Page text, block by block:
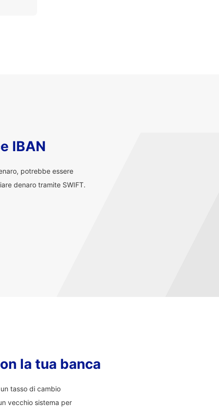
IBAN
potrebbe essere
denaro tramite SWIFT.
la tua banca
tasso di cambio
vecchio sistema per